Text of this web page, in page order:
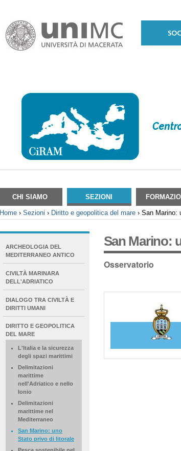
contenuti.
Salta
alla
CHI SIAMO SEZIONI
Home ›Sezioni › Diritto e geopolitica del mare ›San Marino:
San Marino:
Osservatorio
EXTENDED
ARCHEOLOGIA DEL
MEDITERRANEO ANTICO
CIVILTÀ MARINARA
DELL'ADRIATICO
DIALOGO TRA CIVILTÀ E
DIRITTI UMANI
DIRITTO E GEOPOLITICA
DEL MARE
L'Italia e la sicurezza
degli spazi marittimi
Delimitazioni
marittime
nell'Adriatico e nello
Ionio
Delimitazioni
marittime nel
Mediterraneo
San Marino: uno
Stato privo di litorale